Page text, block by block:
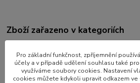
Zboží zařazeno v kategoriích
Pro základní funkčnost, zpříjemnění
účely a v případě udělení souhlasu také
využíváme soubory cookies. Nastavení
cookies můžete kdykoli upravit odkazem